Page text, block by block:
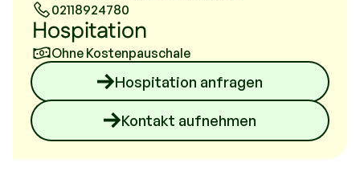
02118924780
Hospitation
Ohne Kostenpauschale
Hospitation anfragen
Kontakt aufnehmen